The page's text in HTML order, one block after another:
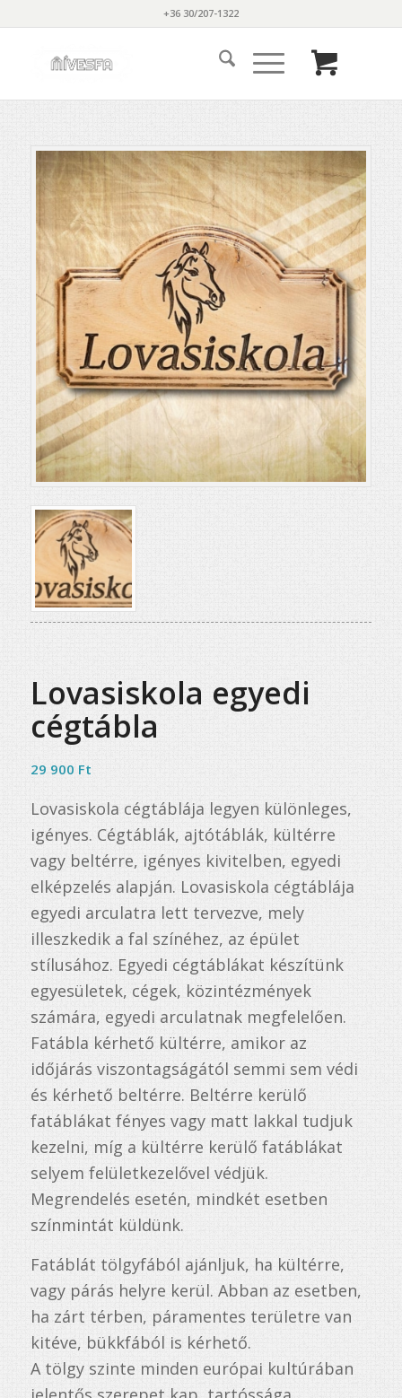
+36 30/207-1322
Lovasiskola egyedi
cégtábla
29 900 Ft
Lovasiskola cégtáblája legyen különleges,
igényes. Cégtáblák, ajtótáblák, kültérre
vagy beltérre, igényes kivitelben, egyedi
elképzelés alapján. Lovasiskola cégtáblája
egyedi arculatra lett tervezve, mely
illeszkedik a fal színéhez, az épület
stílusához. Egyedi cégtáblákat készítünk
egyesületek, cégek, közintézmények
számára, egyedi arculatnak megfelelően.
Fatábla kérhető kültérre, amikor az
időjárás viszontagságától semmi sem védi
és kérhető beltérre. Beltérre kerülő
fatáblákat fényes vagy matt lakkal tudjuk
kezelni, míg a kültérre kerülő fatáblákat
selyem felületkezelővel védjük.
Megrendelés esetén, mindkét esetben
színmintát küldünk.
Fatáblát tölgyfából ajánljuk, ha kültérre,
vagy párás helyre kerül. Abban az esetben,
ha zárt térben, páramentes területre van
kitéve, bükkfából is kérhető.
A tölgy szinte minden európai kultúrában